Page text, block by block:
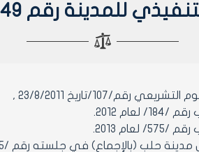
للمدينة رقم 1549 لعام 2014
رقم/107/تاريخ 23/8/2011 ,
2012.
2013.
في جلسته رقم /5/ تاريخ 16/6/2014م.